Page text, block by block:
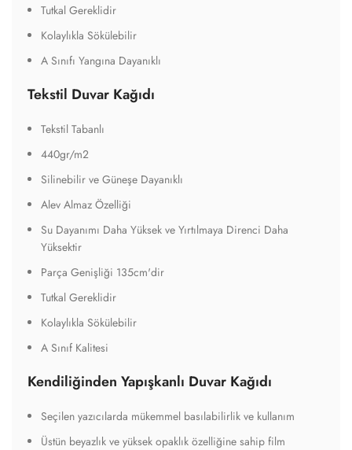
Tutkal Gereklidir
Kolaylıkla Sökülebilir
A Sınıfı Yangına Dayanıklı
Tekstil Duvar Kağıdı
Tekstil Tabanlı
440gr/m2
Silinebilir ve Güneşe Dayanıklı
Alev Almaz Özelliği
Su Dayanımı Daha Yüksek ve Yırtılmaya Direnci Daha
Yüksektir
Parça Genişliği 135cm'dir
Tutkal Gereklidir
Kolaylıkla Sökülebilir
A Sınıf Kalitesi
Kendiliğinden Yapışkanlı Duvar Kağıdı
Seçilen yazıcılarda mükemmel basılabilirlik ve kullanım
Üstün beyazlık ve yüksek opaklık özelliğine sahip film